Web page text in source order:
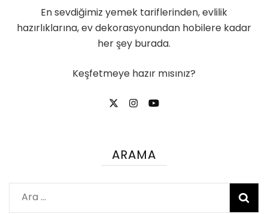
En sevdiğimiz yemek tariflerinden, evlilik
hazırlıklarına, ev dekorasyonundan hobilere kadar
her şey burada.
Keşfetmeye hazır mısınız?
ARAMA
Arama: